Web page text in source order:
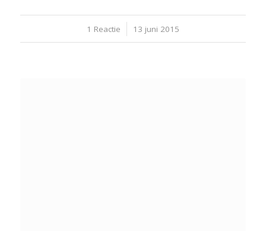
1 Reactie
/ 13 juni 2015